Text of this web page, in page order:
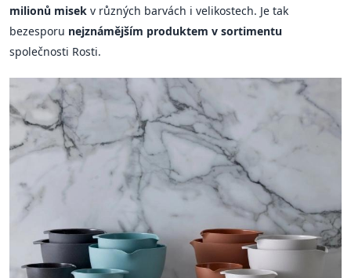
milionů misek v různých barvách i velikostech. Je tak
bezesporu nejznámějším produktem v sortimentu
společnosti Rosti.